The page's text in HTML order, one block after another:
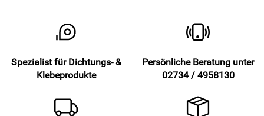
Spezialist für Dichtungs- &
Klebeprodukte
Persönliche Beratung unter
02734 / 4958130